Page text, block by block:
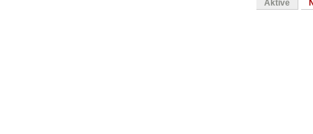
Aktive